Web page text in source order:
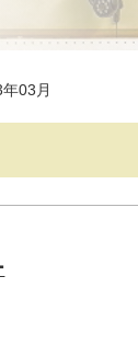
03月